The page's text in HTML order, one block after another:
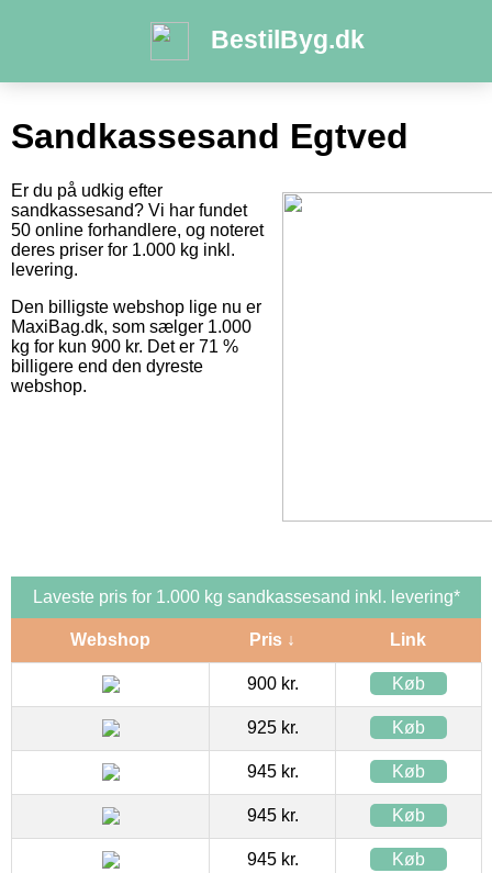
BestilByg.dk
Sandkassesand Egtved
Er du på udkig efter
sandkassesand? Vi har fundet
50 online forhandlere, og noteret
deres priser for 1.000 kg inkl.
levering.
Den billigste webshop lige nu er
MaxiBag.dk, som sælger 1.000
kg for kun 900 kr. Det er 71 %
billigere end den dyreste
webshop.
Laveste pris for 1.000 kg sandkassesand inkl. levering*
Webshop Pris ↓ Link
900 kr. Køb
925 kr. Køb
945 kr. Køb
945 kr. Køb
945 kr. Køb